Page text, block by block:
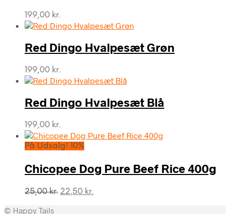
199,00 kr.
Red Dingo Hvalpesæt Grøn
199,00 kr.
Red Dingo Hvalpesæt Blå
199,00 kr.
På Udsalg! 10%
Chicopee Dog Pure Beef Rice 400g
25,00kr. Den
22,50 kr.
© Happy Tails